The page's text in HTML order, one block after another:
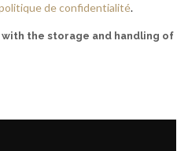
de confidentialité.
the storage and handling of